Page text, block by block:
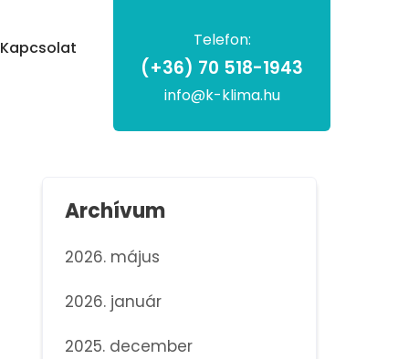
Telefon:
(+36) 70 518-1943
info@k-klima.hu
Kapcsolat
Archívum
2026. május
2026. január
2025. december